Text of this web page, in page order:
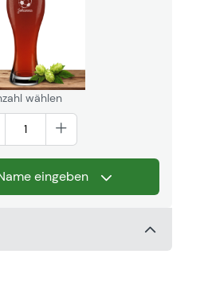
wählen
eingeben